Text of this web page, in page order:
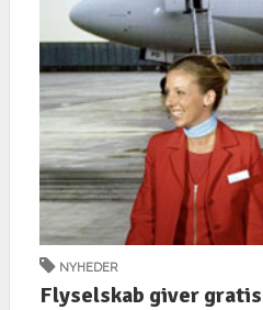
NYHEDER
Flyselskab giver